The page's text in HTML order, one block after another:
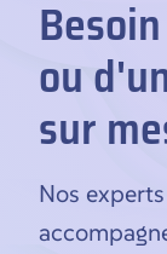
ou
sur
Nos